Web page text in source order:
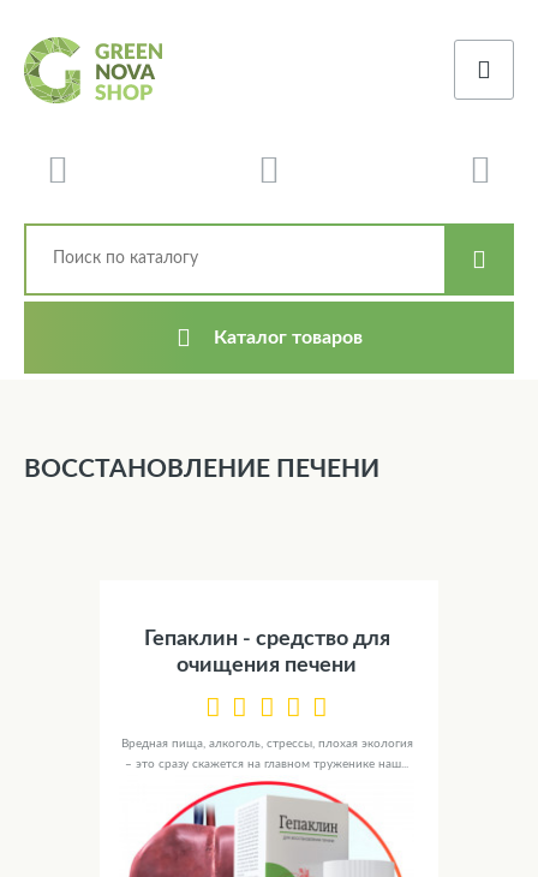
Каталог товаров
ВОССТАНОВЛЕНИЕ ПЕЧЕНИ
Гепаклин - средство для
очищения печени
Вредная пища, алкоголь, стрессы, плохая экология
– это сразу скажется на главном труженике наш...